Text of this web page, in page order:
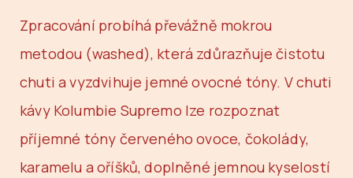
Zpracování probíhá převážně mokrou
metodou (washed), která zdůrazňuje čistotu
chuti a vyzdvihuje jemné ovocné tóny. V chuti
kávy Kolumbie Supremo lze rozpoznat
příjemné tóny červeného ovoce, čokolády,
karamelu a oříšků, doplněné jemnou kyselostí